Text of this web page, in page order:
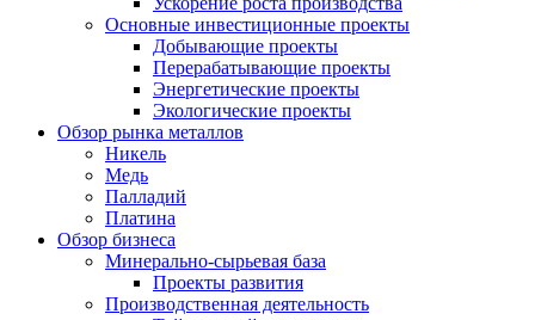
Основные инвестиционные проекты
Добывающие проекты
Перерабатывающие проекты
Энергетические проекты
Экологические проекты
Обзор рынка металлов
Никель
Медь
Палладий
Платина
Обзор бизнеса
Минерально-сырьевая база
Проекты развития
Производственная деятельность